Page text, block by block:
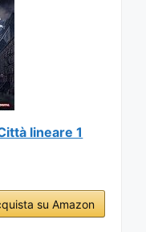
lineare 1
su Amazon